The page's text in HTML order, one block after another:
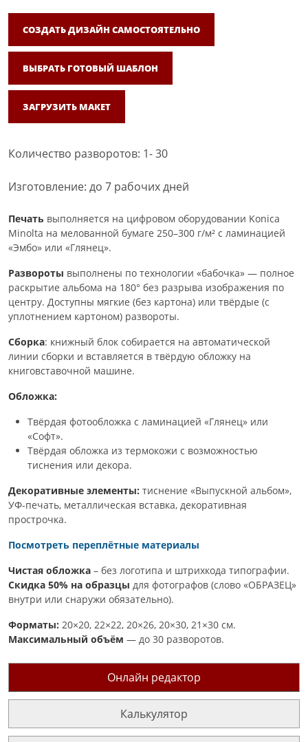
СОЗДАТЬ ДИЗАЙН САМОСТОЯТЕЛЬНО
ВЫБРАТЬ ГОТОВЫЙ ШАБЛОН
ЗАГРУЗИТЬ МАКЕТ
Количество разворотов: 1- 30
Изготовление: до 7 рабочих дней
Печать выполняется на цифровом оборудовании Konica
Minolta на мелованной бумаге 250–300 г/м² с ламинацией
«Эмбо» или «Глянец».
Развороты выполнены по технологии «бабочка» — полное
раскрытие альбома на 180° без разрыва изображения по
центру. Доступны мягкие (без картона) или твёрдые (с
уплотнением картоном) развороты.
Сборка: книжный блок собирается на автоматической
линии сборки и вставляется в твёрдую обложку на
книговставочной машине.
Обложка:
Твёрдая фотообложка с ламинацией «Глянец» или
«Софт».
Твёрдая обложка из термокожи с возможностью
тиснения или декора.
Декоративные элементы: тиснение «Выпускной альбом»,
УФ-печать, металлическая вставка, декоративная
прострочка.
Посмотреть переплётные материалы
Чистая обложка – без логотипа и штрихкода типографии.
Скидка 50% на образцы для фотографов (слово «ОБРАЗЕЦ»
внутри или снаружи обязательно).
Форматы: 20×20, 22×22, 20×26, 20×30, 21×30 см.
Максимальный объём — до 30 разворотов.
Онлайн редактор
Калькулятор